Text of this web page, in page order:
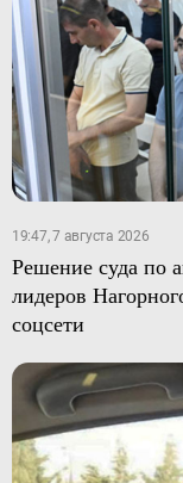
19:47, 7 августа 2026
Решение суда по
лидеров
соцсети